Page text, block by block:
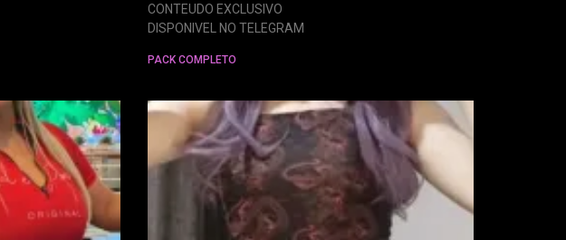
CONTEUDO EXCLUSIVO
DISPONIVEL NO TELEGRAM
PACK COMPLETO